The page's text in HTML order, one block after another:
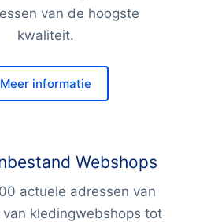
van de hoogste
kwaliteit.
Meer informatie
Webshops
actuele adressen van
kledingwebshops tot